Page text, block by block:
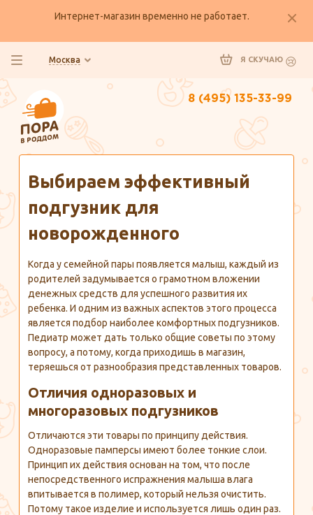
Интернет-магазин временно не работает.
Москва Я СКУЧАЮ
8 (495) 135-33-99
Выбираем эффективный
подгузник для
новорожденного
Когда у семейной пары появляется малыш, каждый из
родителей задумывается о грамотном вложении
денежных средств для успешного развития их
ребенка. И одним из важных аспектов этого процесса
является подбор наиболее комфортных подгузников.
Педиатр может дать только общие советы по этому
вопросу, а потому, когда приходишь в магазин,
теряешься от разнообразия представленных товаров.
Отличия одноразовых и
многоразовых подгузников
Отличаются эти товары по принципу действия.
Одноразовые памперсы имеют более тонкие слои.
Принцип их действия основан на том, что после
непосредственного испражнения малыша влага
впитывается в полимер, который нельзя очистить.
Потому такое изделие и используется лишь один раз.